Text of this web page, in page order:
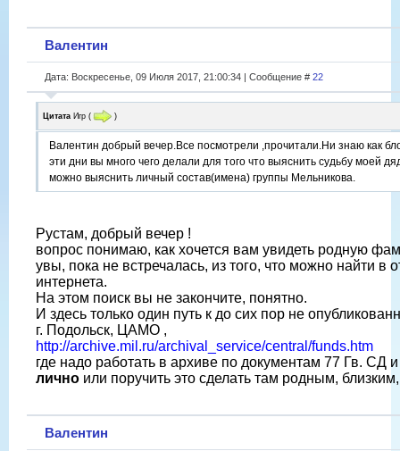
Валентин
Дата: Воскресенье, 09 Июля 2017, 21:00:34 | Сообщение # 22
Цитата Игр ( )
Валентин добрый вечер.Все посмотрели ,прочитали.Ни знаю как
эти дни вы много чего делали для того что выяснить судьбу моей
можно выяснить личный состав(имена) группы Мельникова.
Рустам, добрый вечер !
вопрос понимаю, как хочется вам увидеть родную
увы, пока не встречалась, из того, что можно найти в
интернета.
На этом поиск вы не закончите, понятно.
И здесь только один путь к до сих пор не
г. Подольск, ЦАМО ,
http://archive.mil.ru/archival_service/central/funds.htm
где надо работать в архиве по документам 77 Гв. СД
лично или поручить это сделать там родным,
Валентин